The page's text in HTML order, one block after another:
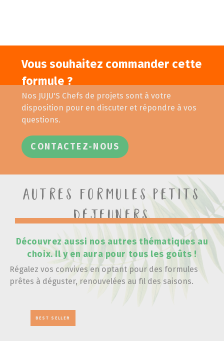
Vous souhaitez commander cette
formule ?
Nos JUJU'S Chefs de projets sont à votre
disposition pour en discuter et répondre à vos
questions.
CONTACTEZ-NOUS
Autres formules Petits
déjeuners
Découvrez aussi nos autres thématiques au
choix. Il y en aura pour tous les goûts !
Régalez vos convives en optant pour des formules
prêtes à déguster, renouvelées au fil des saisons.
BEST SELLER